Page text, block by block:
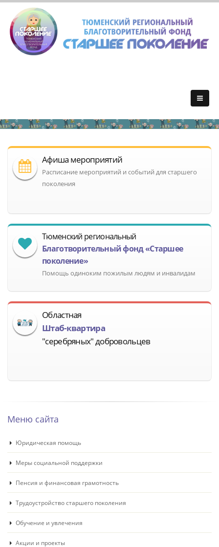
Афиша мероприятий
Расписание мероприятий и событий для старшего
поколения
Тюменский региональный
Благотворительный фонд «Старшее
поколение»
Помощь одиноким пожилым людям и инвалидам
Областная
Штаб-квартира
"серебряных" добровольцев
Меню сайта
Юридическая помощь
Меры социальной поддержки
Пенсия и финансовая грамотность
Трудоустройство старшего поколения
Обучение и увлечения
Акции и проекты